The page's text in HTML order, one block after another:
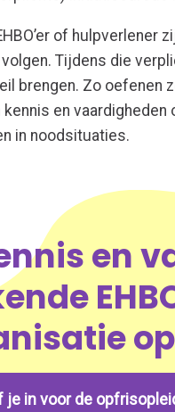
of hulpverlener
Tijdens die
brengen. Zo oefenen
en
in noodsituaties.
en
je in voor de